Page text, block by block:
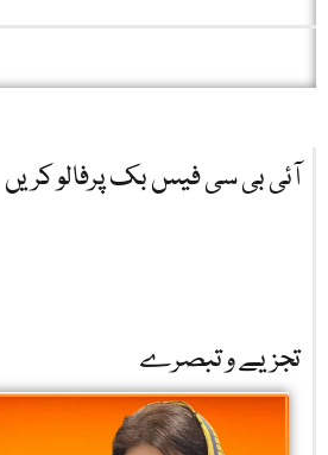
آئی بی سی فیس بک پرفالو کریں
تجزیے و تبصرے